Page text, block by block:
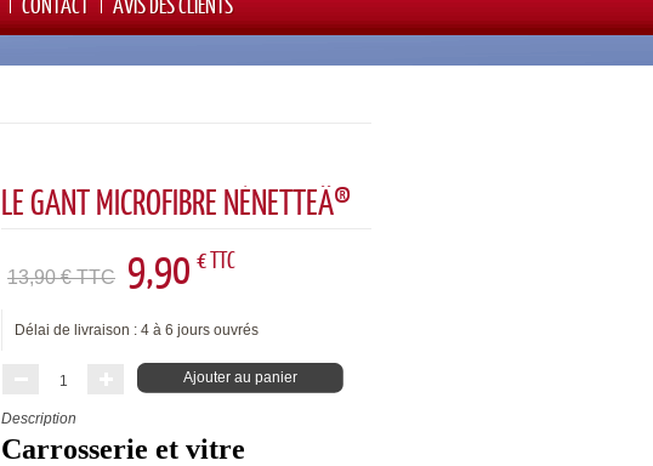
LE GANT MICROFIBRE NÉNETTEÂ®
13,90 € TTC 9,90 € TTC
Délai de livraison : 4 à 6 jours ouvrés
1 Ajouter au panier
Description
Carrosserie et vitre